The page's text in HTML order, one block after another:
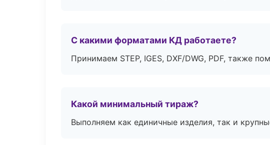
С какими форматами КД работаете?
Принимаем STEP, IGES, DXF/DWG, PDF, также
Какой минимальный тираж?
Выполняем как единичные изделия, так и